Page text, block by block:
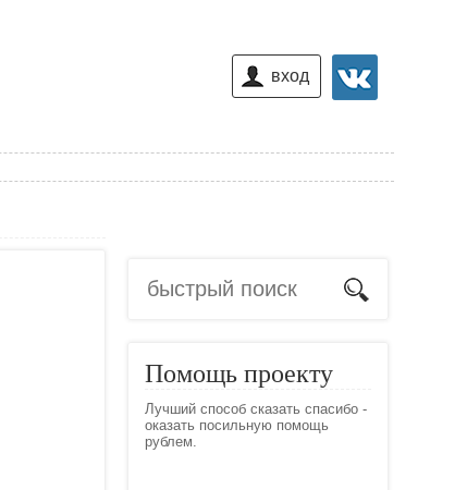
вход
Помощь проекту
Лучший способ сказать спасибо -
оказать посильную помощь
рублем.